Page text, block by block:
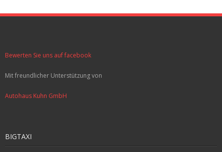
Bewerten Sie uns auf facebook
Mit freundlicher Unterstützung von
Autohaus Kuhn GmbH
BIGTAXI